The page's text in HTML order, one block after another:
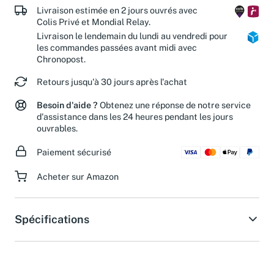
Livraison estimée en 2 jours ouvrés avec
Colis Privé et Mondial Relay.
Livraison le lendemain du lundi au vendredi pour
les commandes passées avant midi avec
Chronopost.
Retours jusqu'à 30 jours après l'achat
Besoin d'aide ? Obtenez une réponse de notre service
d'assistance dans les 24 heures pendant les jours
ouvrables.
Paiement sécurisé
Acheter sur Amazon
Spécifications